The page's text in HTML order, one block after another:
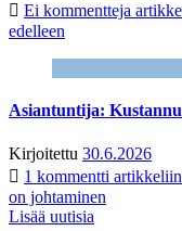
Ei kommentteja
edelleen
Asiantuntija:
Kirjoitettu 30.6.2026
1 kommentti
on johtaminen
Lisää uutisia